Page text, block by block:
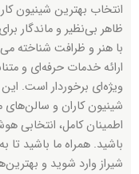
انتخاب بهترین شینیون
ظاهر بی‌نظیر و ماندگار
با هنر و ظرافت شناخته
ارائه خدمات حرفه‌ای و
ویژه‌ای برخوردار است.
شینیون کاران و سالن‌های
اطمینان کامل، انتخابی
باشید. همراه ما باشید
شیراز وارد شوید و